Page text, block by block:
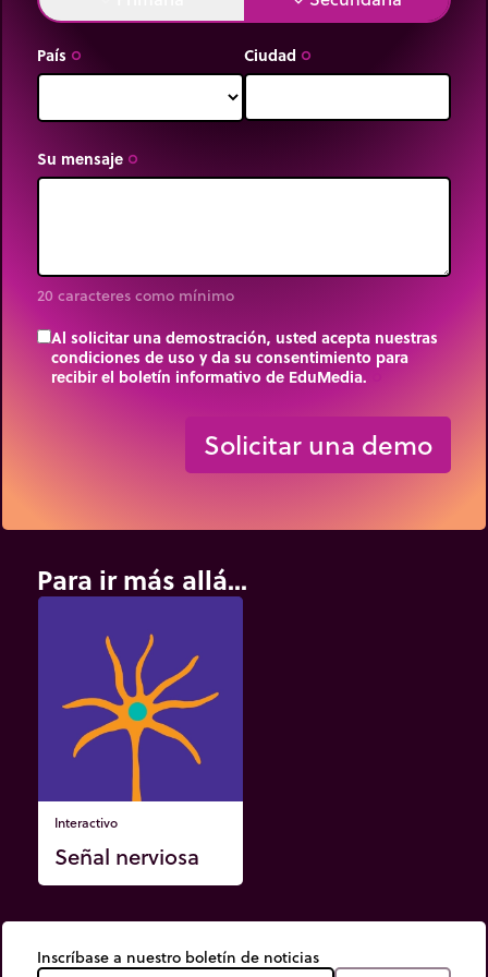
País trip_origin Ciudad trip_origin
Su mensaje trip_origin
20 caracteres como mínimo
Al solicitar una demostración, usted acepta nuestras
condiciones de uso y da su consentimiento para
recibir el boletín informativo de EduMedia.
Solicitar una demo
Para ir más allá...
Interactivo
Señal nerviosa
Inscríbase a nuestro boletín de noticias